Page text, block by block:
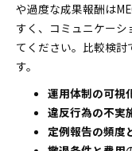
や過度な成果報酬は
すく、コミュニケー
てください。比較検
す。
運用体制の可視
違反行為の不実
定例報告の頻度